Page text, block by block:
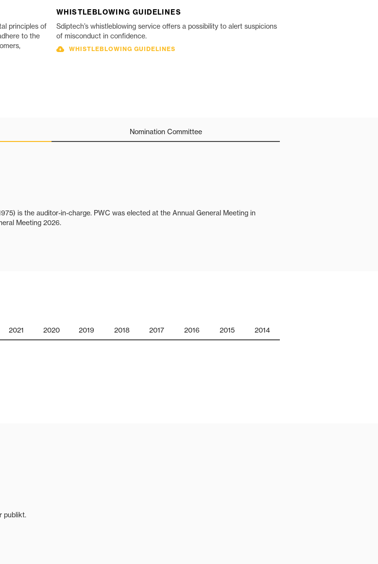
principles of
to the
WHISTLEBLOWING GUIDELINES
Sdiptech’s whistleblowing service offers a possibility to alert suspicions
of misconduct in confidence.
WHISTLEBLOWING GUIDELINES
Nomination Committee
is the auditor-in-charge. PWC was elected at the Annual General Meeting in
Meeting 2026.
2021 2020 2019 2018 2017 2016 2015 2014
publikt.